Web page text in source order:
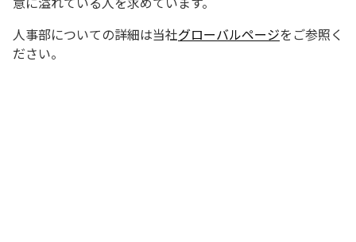
人事部についての詳細は当社グローバルページをご参照く
ださい。